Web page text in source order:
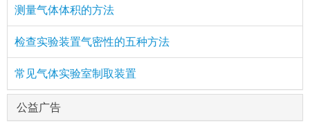
测量气体体积的方法
检查实验装置气密性的五种方法
常见气体实验室制取装置
公益广告